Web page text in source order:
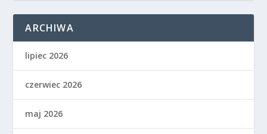
ARCHIWA
lipiec 2026
czerwiec 2026
maj 2026